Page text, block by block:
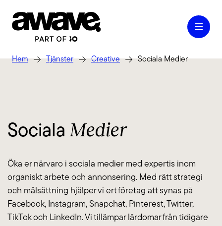
Hem Tjänster Creative Sociala Medier
Våra tjänster
Kontakt
Kunskap & Inspiration
SocialaMedier
Öka er närvaro i sociala medier med expertis inom
organiskt arbete och annonsering. Med rätt strategi
och målsättning hjälper vi ert företag att synas på
Facebook, Instagram, Snapchat, Pinterest, Twitter,
TikTok och LinkedIn. Vi tillämpar lärdomar från tidigare